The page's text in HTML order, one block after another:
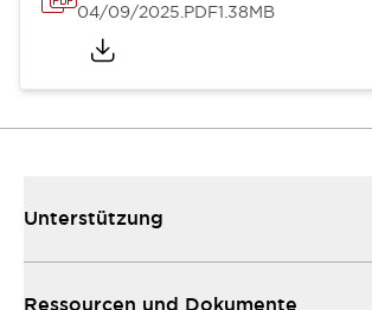
04/09/2025.PDF1.38MB
Unterstützung
Ressourcen und Dokumente